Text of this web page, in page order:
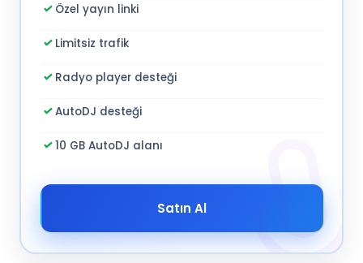
Özel yayın linki
Limitsiz trafik
Radyo player desteği
AutoDJ desteği
10 GB AutoDJ alanı
Satın Al